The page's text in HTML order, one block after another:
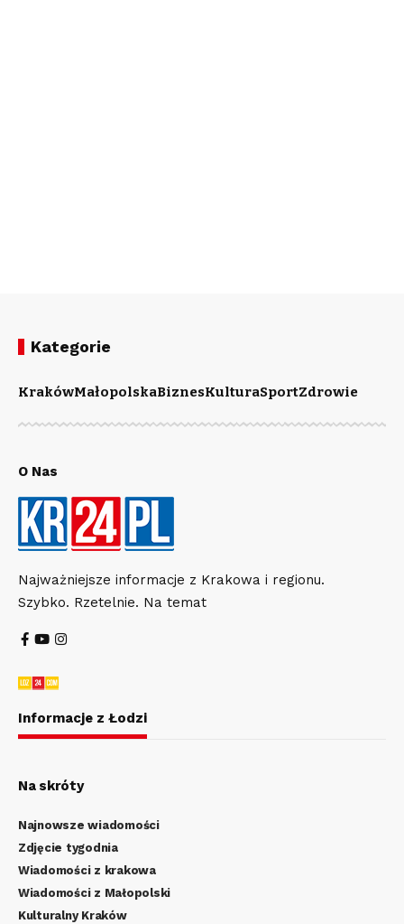
Kategorie
KrakówMałopolskaBiznesKulturaSportZdrowie
O Nas
Najważniejsze informacje z Krakowa i regionu.
Szybko. Rzetelnie. Na temat
Informacje z Łodzi
Na skróty
Najnowsze wiadomości
Zdjęcie tygodnia
Wiadomości z krakowa
Wiadomości z Małopolski
Kulturalny Kraków